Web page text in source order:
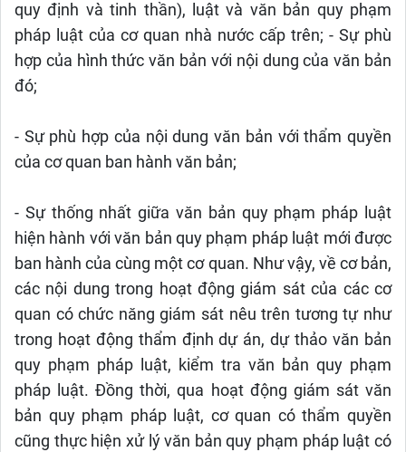
quy định và tinh thần), luật và văn bản quy phạm
pháp luật của cơ quan nhà nước cấp trên; - Sự phù
hợp của hình thức văn bản với nội dung của văn bản
đó;
- Sự phù hợp của nội dung văn bản với thẩm quyền
của cơ quan ban hành văn bản;
- Sự thống nhất giữa văn bản quy phạm pháp luật
hiện hành với văn bản quy phạm pháp luật mới được
ban hành của cùng một cơ quan. Như vậy, về cơ bản,
các nội dung trong hoạt động giám sát của các cơ
quan có chức năng giám sát nêu trên tương tự như
trong hoạt động thẩm định dự án, dự thảo văn bản
quy phạm pháp luật, kiểm tra văn bản quy phạm
pháp luật. Đồng thời, qua hoạt động giám sát văn
bản quy phạm pháp luật, cơ quan có thẩm quyền
cũng thực hiện xử lý văn bản quy phạm pháp luật có